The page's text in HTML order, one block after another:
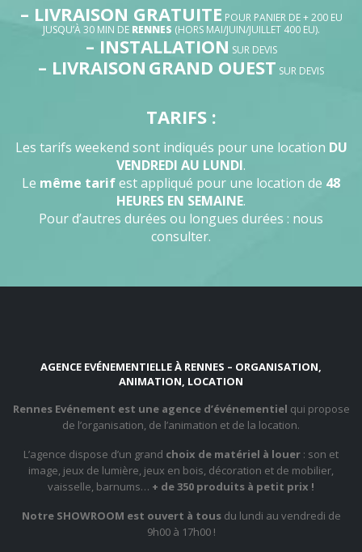
– LIVRAISON GRATUITE POUR PANIER DE + 200 EU
JUSQU’À 30 MIN DE RENNES (HORS MAI/JUIN/JUILLET 400 EU).
– INSTALLATION SUR DEVIS
– LIVRAISON GRAND OUEST SUR DEVIS
TARIFS :
Les tarifs weekend sont indiqués pour une location DU
VENDREDI AU LUNDI.
Le même tarifest appliqué pour une location de 48
HEURES EN SEMAINE.
Pour d’autres durées ou longues durées : nous
consulter.
AGENCE EVÉNEMENTIELLE À RENNES – ORGANISATION,
ANIMATION, LOCATION
Rennes Evénement est une agence d’événementiel qui propose
de l’organisation, de l’animation et de la location.
L’agence dispose d’un grand choix de matériel à louer : son et
image, jeux de lumière, jeux en bois, décoration et de mobilier,
vaisselle, barnums… + de 350 produits à petit prix !
Notre SHOWROOM est ouvert à tousdu lundi au vendredi de
9h00 à 17h00 !